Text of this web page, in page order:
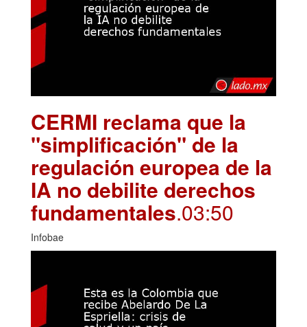
CERMI reclama que la
"simplificación" de la
regulación europea de la
IA no debilite derechos
fundamentales.03:50
Infobae